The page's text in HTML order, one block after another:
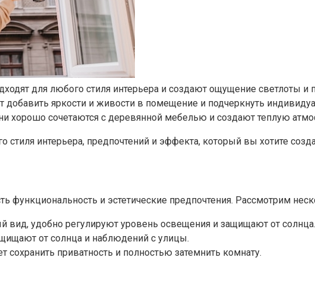
для любого стиля интерьера и создают ощущение светлоты и
яркости и живости в помещение и подчеркнуть
хорошо сочетаются с деревянной мебелью и создают теплую
интерьера, предпочтений и эффекта, который вы хотите
функциональность и эстетические предпочтения.​ Рассмотрим
удобно регулируют уровень освещения и защищают от солнца.​
от солнца и наблюдений с улицы.
приватность и полностью затемнить комнату.​